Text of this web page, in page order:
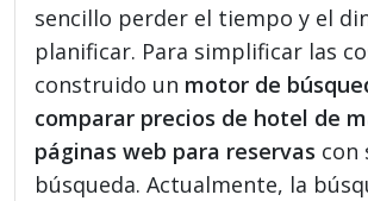
sencillo perder el tiempo y el
planificar. Para simplificar las
construido un motor de
comparar precios de hotel de
páginas web para reservas con
búsqueda. Actualmente, la